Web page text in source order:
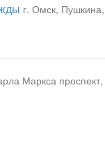
г. Омск,
Маркса